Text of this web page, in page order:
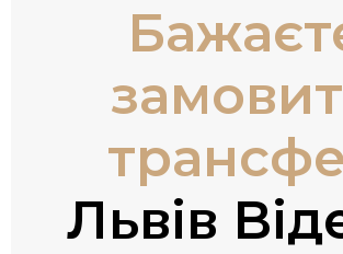
Львів